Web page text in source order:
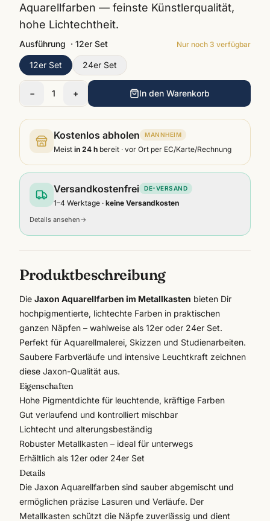
Aquarellfarben — feinste Künstlerqualität,
hohe Lichtechtheit.
Ausführung · 12er Set Nur noch 3 verfügbar
12er Set 24er Set
− 1 + In den Warenkorb
Kostenlos abholen MANNHEIM
Meist in 24 h bereit · vor Ort per EC/Karte/Rechnung
Versandkostenfrei DE-VERSAND
1–4 Werktage · keine Versandkosten
Details ansehen→
Produktbeschreibung
Die Jaxon Aquarellfarben im Metallkasten bieten Dir
hochpigmentierte, lichtechte Farben in praktischen
ganzen Näpfen – wahlweise als 12er oder 24er Set.
Perfekt für Aquarellmalerei, Skizzen und Studienarbeiten.
Saubere Farbverläufe und intensive Leuchtkraft zeichnen
diese Jaxon-Qualität aus.
Eigenschaften
Hohe Pigmentdichte für leuchtende, kräftige Farben
Gut verlaufend und kontrolliert mischbar
Lichtecht und alterungsbeständig
Robuster Metallkasten – ideal für unterwegs
Erhältlich als 12er oder 24er Set
Details
Die Jaxon Aquarellfarben sind sauber abgemischt und
ermöglichen präzise Lasuren und Verläufe. Der
Metallkasten schützt die Näpfe zuverlässig und dient